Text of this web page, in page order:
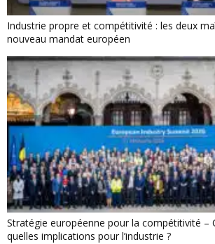
Industrie propre et compétitivité : les deux
nouveau mandat européen
Stratégie européenne pour la compétitivité –
quelles implications pour l’industrie ?